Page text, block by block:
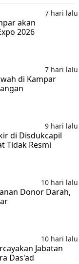
7 hari lalu
akan
2026
7 hari lalu
di Kampar
9 hari lalu
di Disdukcapil
Tidak Resmi
10 hari lalu
Donor Darah,
10 hari lalu
Jabatan
Das'ad